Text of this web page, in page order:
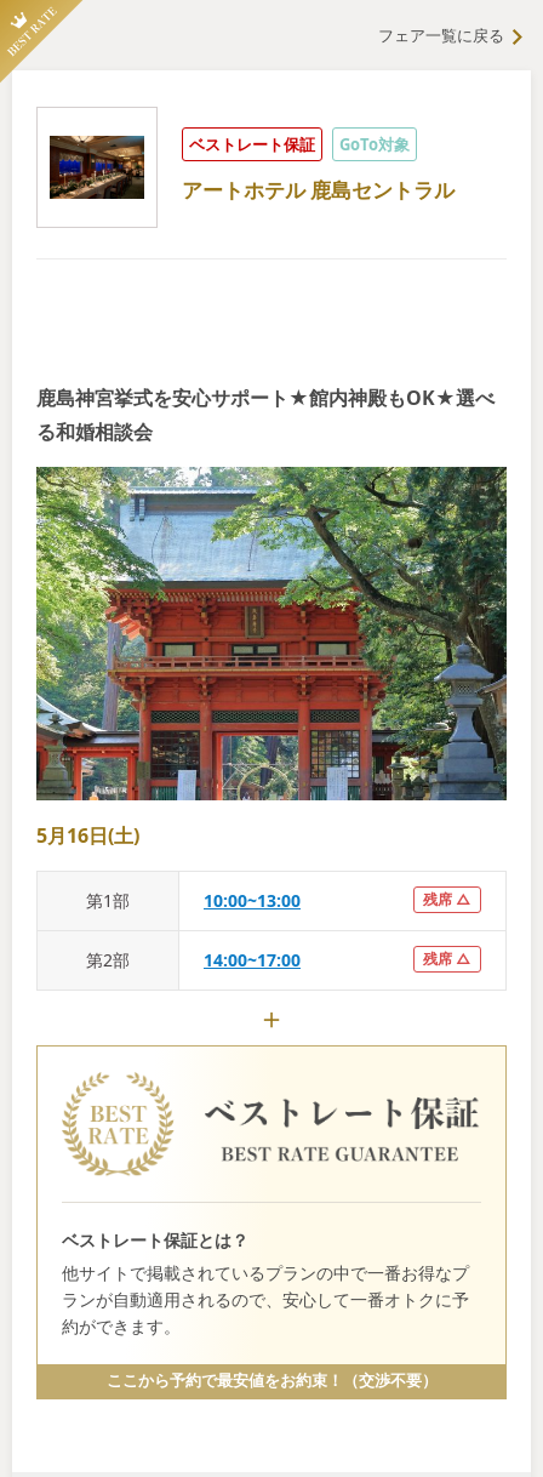
フェア一覧に戻る
ベストレート保証 GoTo対象
アートホテル 鹿島セントラル
鹿島神宮挙式を安心サポート★館内神殿もOK★選べ
る和婚相談会
5月16日(土)
第1部 10:00~13:00 残席 △
第2部 14:00~17:00 残席 △
ベストレート保証とは？
他サイトで掲載されているプランの中で一番お得なプ
ランが自動適用されるので、安心して一番オトクに予
約ができます。
ここから予約で最安値をお約束！（交渉不要）